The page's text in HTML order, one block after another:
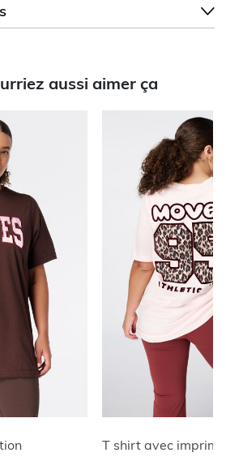
aussi aimer ça
T shirt avec imprimé